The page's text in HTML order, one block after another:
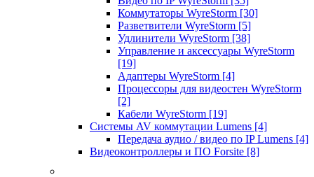
Коммутаторы WyreStorm [30]
Разветвители WyreStorm [5]
Удлинители WyreStorm [38]
Управление и аксессуары WyreStorm
[19]
Адаптеры WyreStorm [4]
Процессоры для видеостен WyreStorm
[2]
Кабели WyreStorm [19]
Системы AV коммутации Lumens [4]
Передача аудио / видео по IP Lumens [4]
Видеоконтроллеры и ПО Forsite [8]